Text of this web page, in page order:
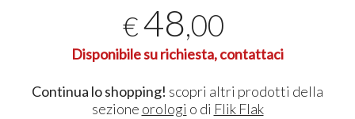
€48,00
Disponibile su richiesta, contattaci
Continua lo shopping! scopri altri prodotti della
sezione orologi o di Flik Flak